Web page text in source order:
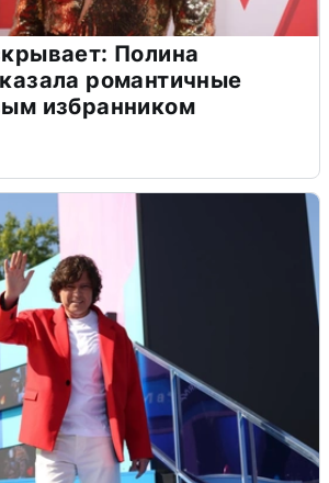
Полина
романтичные
избранником